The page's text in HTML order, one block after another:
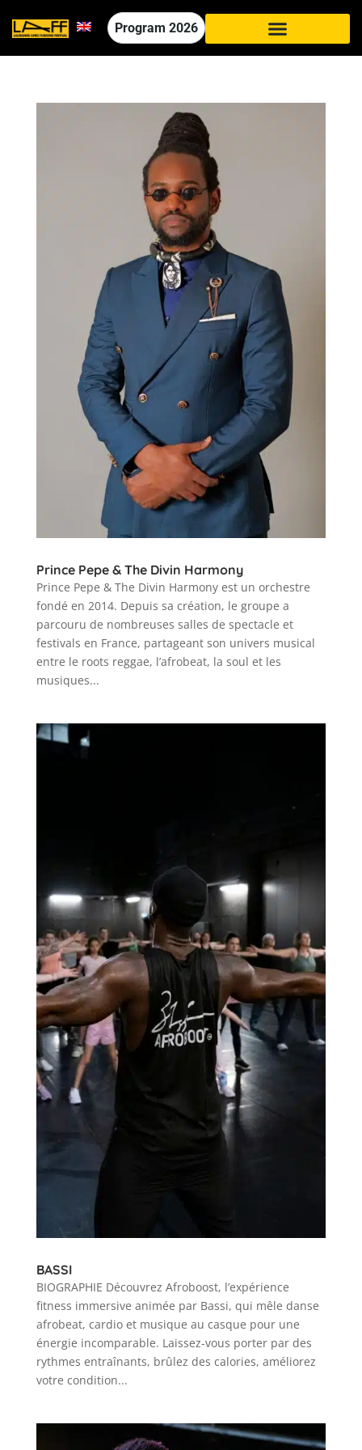
Program 2026
Prince Pepe & The Divin Harmony
Prince Pepe & The Divin Harmony est un orchestre
fondé en 2014. Depuis sa création, le groupe a
parcouru de nombreuses salles de spectacle et
festivals en France, partageant son univers musical
entre le roots reggae, l’afrobeat, la soul et les
musiques...
BASSI
BIOGRAPHIE Découvrez Afroboost, l’expérience
fitness immersive animée par Bassi, qui mêle danse
afrobeat, cardio et musique au casque pour une
énergie incomparable. Laissez-vous porter par des
rythmes entraînants, brûlez des calories, améliorez
votre condition...